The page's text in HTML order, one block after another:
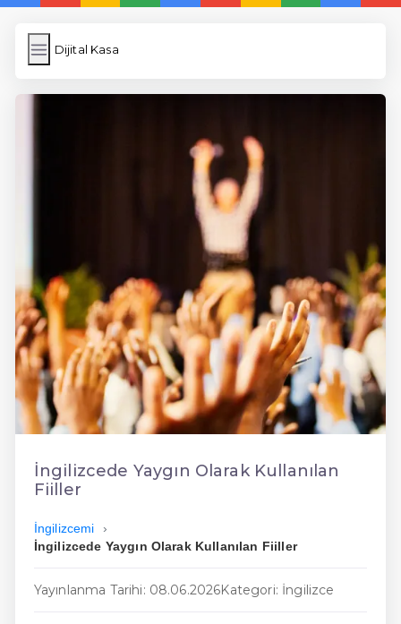
Dijital Kasa
Dijital Kasa
İngilizce
Dil Eğitimi
En Hızlı İngilizce
En Kolay İngilizce
En Ucuz İngilizce
En Uygun İngilizce
İngilizcede Yaygın Olarak Kullanılan
Fiiller
İngilizcemi
İngilizcede Yaygın Olarak Kullanılan Fiiller
Yayınlanma Tarihi: 08.06.2026Kategori: İngilizce